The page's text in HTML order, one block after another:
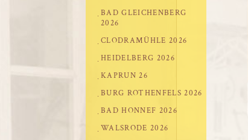
BAD GLEICHENBERG
2026
CLODRAMÜHLE 2026
HEIDELBERG 2026
KAPRUN 26
BURG ROTHENFELS 2026
BAD HONNEF 2026
WALSRODE 2026